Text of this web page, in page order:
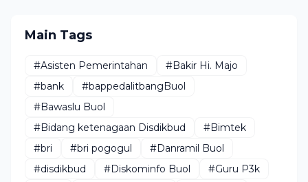
Main Tags
#Asisten Pemerintahan
#Bakir Hi. Majo
#bank
#bappedalitbangBuol
#Bawaslu Buol
#Bidang ketenagaan Disdikbud
#Bimtek
#bri
#bri pogogul
#Danramil Buol
#disdikbud
#Diskominfo Buol
#Guru P3k